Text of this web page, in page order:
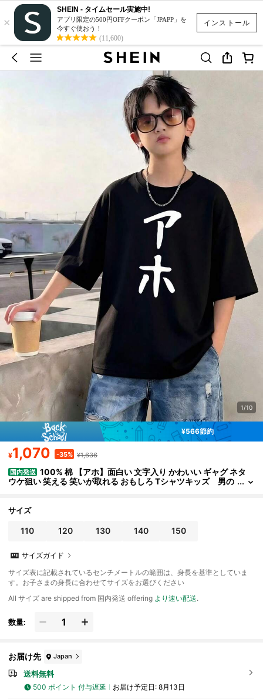
インストール
×
SHEIN - タイムセール実施中!
アプリ限定の500円OFFクーポン「JPAPP」を
今すぐ使おう！
(11,600)
1/10
¥566節約
¥1,070 -35% ¥1,636
国内発送 100% 棉 【アホ】面白い 文字入り かわいい ギャグ ネタ
ウケ狙い 笑える 笑いが取れる おもしろ Tシャツキッズ 男の
サイズ
110 120 130 140 150
サイズガイド
サイズ表に記載されているセンチメートルの範囲は、身長を基準としていま
す。お子さまの身長に合わせてサイズをお選びください
All サイズ are shipped from 国内発送 offering より速い配送.
数量:
お届け先 Japan
送料無料
500 ポイント 付与遅延 お届け予定日: 8月13日